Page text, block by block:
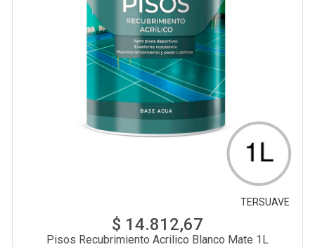
TERSUAVE
$ 14.812,67
Pisos Recubrimiento Acrilico Blanco Mate 1L